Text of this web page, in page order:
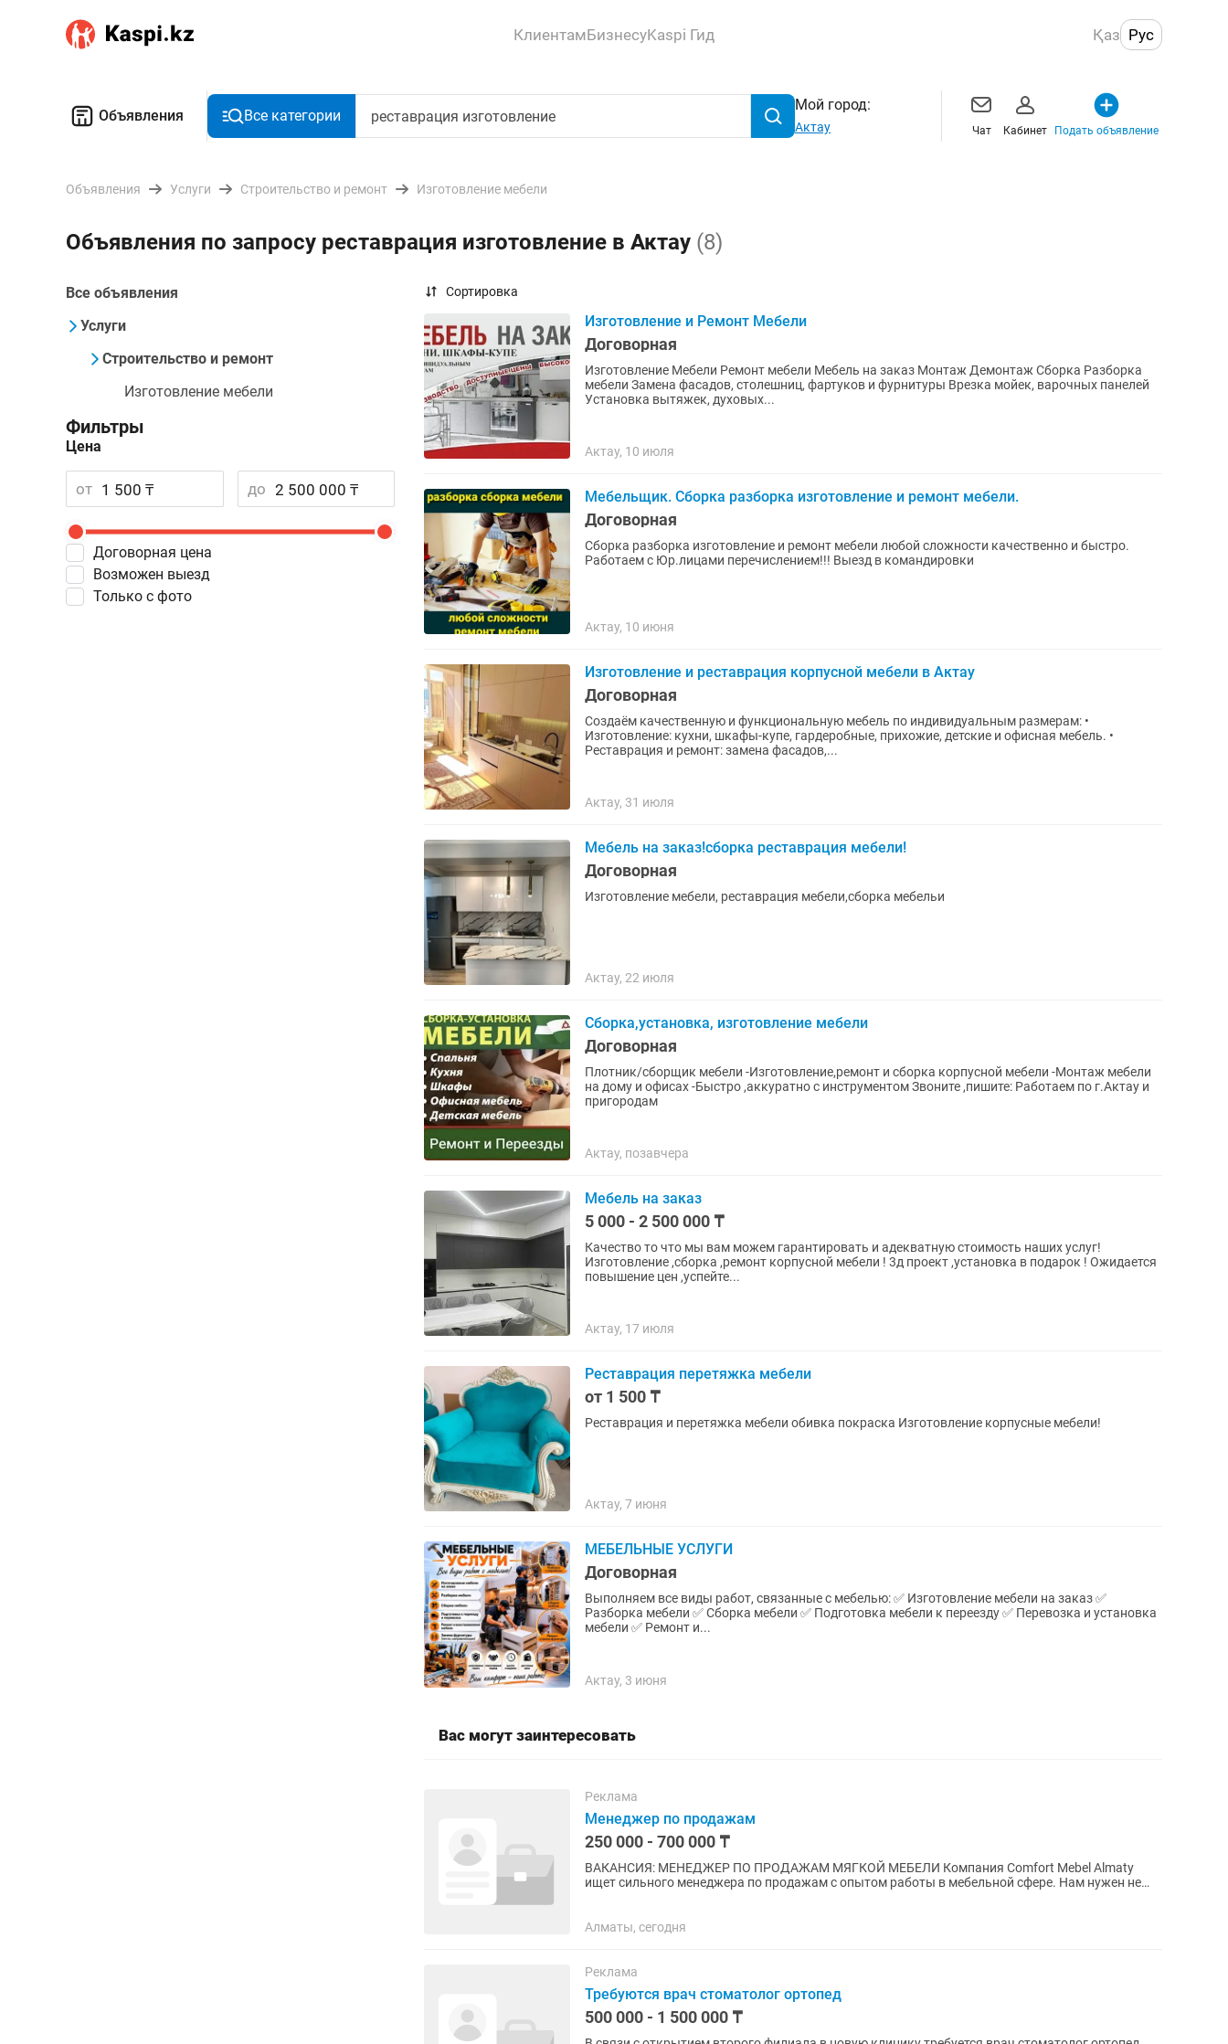
КлиентамБизнесуKaspi Гид Қаз Рус
Объявления Все категории
Мой город:
Актау Чат Кабинет Подать объявление
Объявления Услуги Строительство и ремонт Изготовление мебели
Объявления по запросу реставрация изготовление в Актау (8)
Все объявления
Услуги
Строительство и ремонт
Изготовление мебели
Фильтры
Цена
от до
Договорная цена
Возможен выезд
Только с фото
Сортировка
Изготовление и Ремонт Мебели
Договорная
Изготовление Мебели Ремонт мебели Мебель на заказ Монтаж Демонтаж Сборка Разборка
мебели Замена фасадов, столешниц, фартуков и фурнитуры Врезка мойек, варочных панелей
Установка вытяжек, духовых...
Актау, 10 июля
Мебельщик. Сборка разборка изготовление и ремонт мебели.
Договорная
Сборка разборка изготовление и ремонт мебели любой сложности качественно и быстро.
Работаем с Юр.лицами перечислением!!! Выезд в командировки
Актау, 10 июня
Изготовление и реставрация корпусной мебели в Актау
Договорная
Создаём качественную и функциональную мебель по индивидуальным размерам: •
Изготовление: кухни, шкафы-купе, гардеробные, прихожие, детские и офисная мебель. •
Реставрация и ремонт: замена фасадов,...
Актау, 31 июля
Мебель на заказ!сборка реставрация мебели!
Договорная
Изготовление мебели, реставрация мебели,сборка мебельи
Актау, 22 июля
Сборка,установка, изготовление мебели
Договорная
Плотник/сборщик мебели -Изготовление,ремонт и сборка корпусной мебели -Монтаж мебели
на дому и офисах -Быстро ,аккуратно с инструментом Звоните ,пишите: Работаем по г.Актау и
пригородам
Актау, позавчера
Мебель на заказ
5 000 - 2 500 000 ₸
Качество то что мы вам можем гарантировать и адекватную стоимость наших услуг!
Изготовление ,сборка ,ремонт корпусной мебели ! 3д проект ,установка в подарок ! Ожидается
повышение цен ,успейте...
Актау, 17 июля
Реставрация перетяжка мебели
от 1 500 ₸
Реставрация и перетяжка мебели обивка покраска Изготовление корпусные мебели!
Актау, 7 июня
МЕБЕЛЬНЫЕ УСЛУГИ
Договорная
Выполняем все виды работ, связанные с мебелью: ✅ Изготовление мебели на заказ ✅
Разборка мебели ✅ Сборка мебели ✅ Подготовка мебели к переезду ✅ Перевозка и установка
мебели ✅ Ремонт и...
Актау, 3 июня
Вас могут заинтересовать
Реклама
Менеджер по продажам
250 000 - 700 000 ₸
ВАКАНСИЯ: МЕНЕДЖЕР ПО ПРОДАЖАМ МЯГКОЙ МЕБЕЛИ Компания Comfort Mebel Almaty
ищет сильного менеджера по продажам с опытом работы в мебельной сфере. Нам нужен не
Алматы, сегодня
Реклама
Требуются врач стоматолог ортопед
500 000 - 1 500 000 ₸